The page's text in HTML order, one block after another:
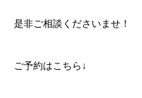
是非ご相談くださいませ！
ご予約はこちら ↓